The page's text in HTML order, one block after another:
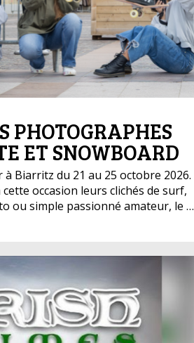
PHOTOGRAPHES
ET SNOWBOARD
Biarritz du 21 au 25 octobre 2026.
occasion leurs clichés de surf,
ou simple passionné amateur, le …